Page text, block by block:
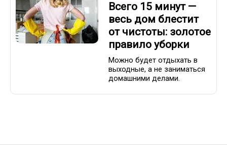
Всего 15 минут —
весь дом блестит
от чистоты: золотое
правило уборки
Можно будет отдыхать в
выходные, а не заниматься
домашними делами.